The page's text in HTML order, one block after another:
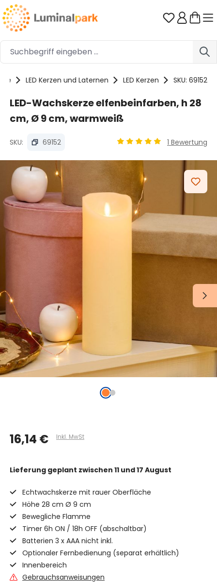
Zum Hauptinhalt springen Du hast 0
LED Kerzen und Laternen LED Kerzen SKU: 69152
LED-Wachskerze elfenbeinfarben, h 28
cm, Ø 9 cm, warmweiß
SKU: 69152 1 Bewertung
Bildergalerie überspringen
16,14 € Inkl. MwSt
Lieferung geplant zwischen 11 und 17 August
Echtwachskerze mit rauer Oberfläche
Höhe 28 cm Ø 9 cm
Bewegliche Flamme
Timer 6h ON / 18h OFF (abschaltbar)
Batterien 3 x AAA nicht inkl.
Optionaler Fernbedienung (separat erhältlich)
Innenbereich
Gebrauchsanweisungen